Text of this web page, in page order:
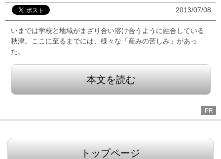
2013/07/08
いまでは学校と地域がまざり合い溶け合うように融合している
秋津。ここに至るまでには、様々な「産みの苦しみ」があっ
た。
本文を読む
PR
トップページ